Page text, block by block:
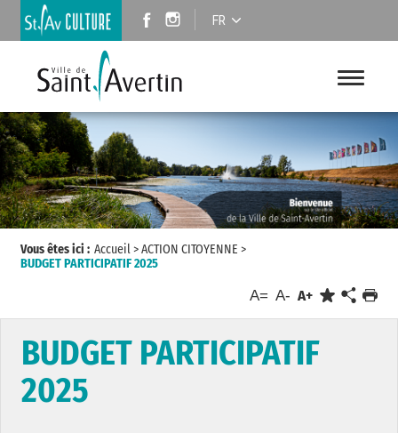
FR
Vous êtes ici : Accueil>ACTION CITOYENNE >
BUDGET PARTICIPATIF 2025
A= A- A+
BUDGET PARTICIPATIF
2025